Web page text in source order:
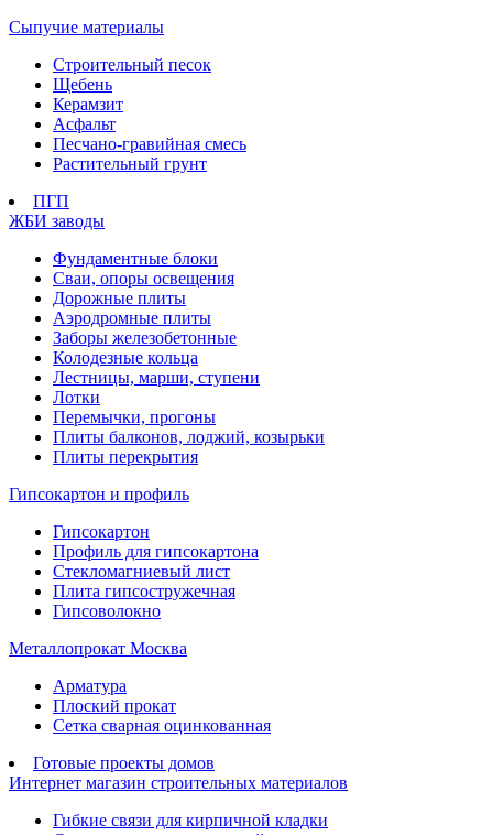
Сыпучие материалы
Строительный песок
Щебень
Керамзит
Асфальт
Песчано-гравийная смесь
Растительный грунт
ПГП
ЖБИ заводы
Фундаментные блоки
Сваи, опоры освещения
Дорожные плиты
Аэродромные плиты
Заборы железобетонные
Колодезные кольца
Лестницы, марши, ступени
Лотки
Перемычки, прогоны
Плиты балконов, лоджий, козырьки
Плиты перекрытия
Гипсокартон и профиль
Гипсокартон
Профиль для гипсокартона
Стекломагниевый лист
Плита гипсостружечная
Гипсоволокно
Металлопрокат Москва
Арматура
Плоский прокат
Сетка сварная оцинкованная
Готовые проекты домов
Интернет магазин строительных материалов
Гибкие связи для кирпичной кладки